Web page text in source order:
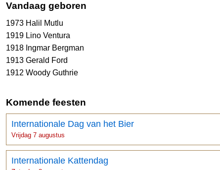
Vandaag geboren
1973 Halil Mutlu
1919 Lino Ventura
1918 Ingmar Bergman
1913 Gerald Ford
1912 Woody Guthrie
Komende feesten
Internationale Dag van het Bier
Vrijdag 7 augustus
Internationale Kattendag